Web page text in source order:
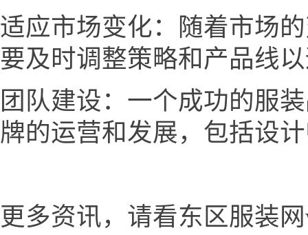
适应市场变化：随着市场
要及时调整策略和产品线
团队建设：一个成功的服
牌的运营和发展，包括设
更多资讯，请看东区服装网